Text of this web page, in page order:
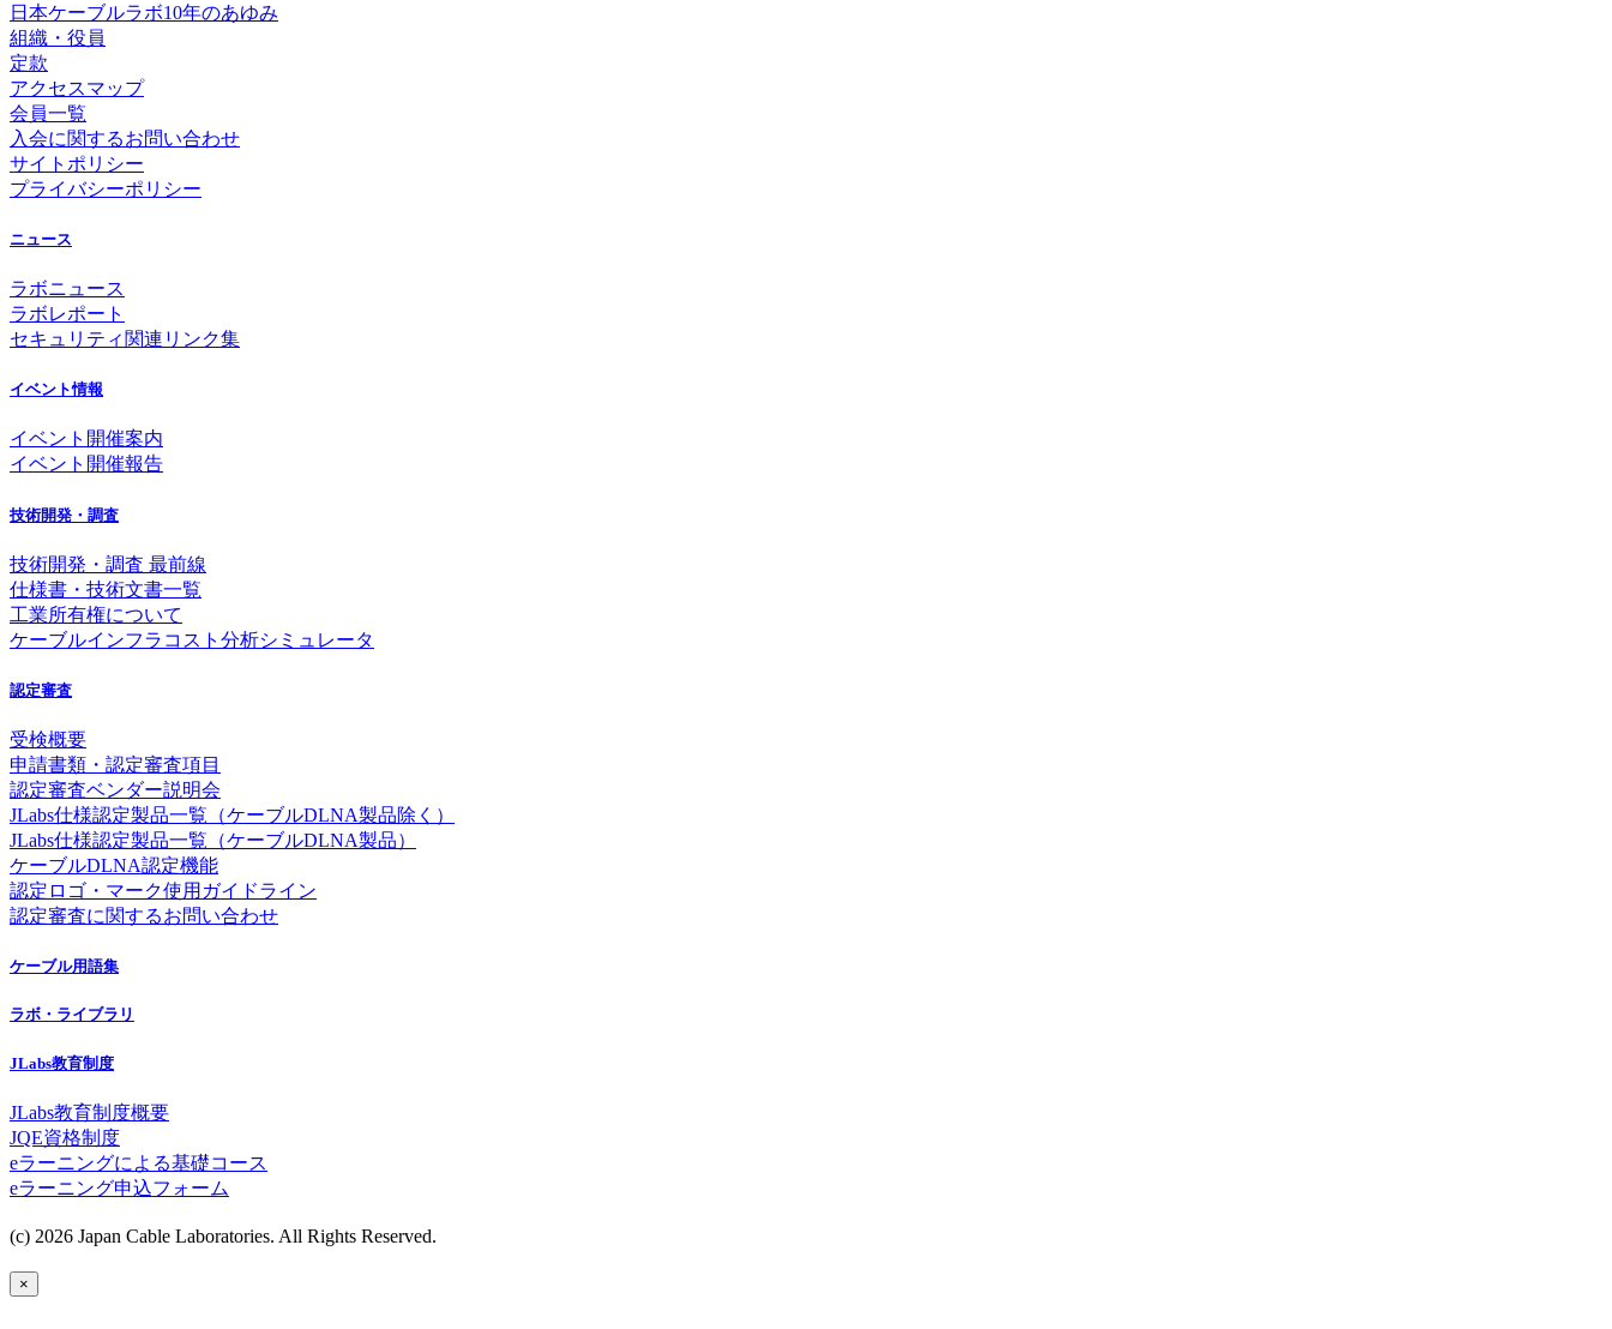
日本ケーブルラボ10年のあゆみ
組織・役員
定款
アクセスマップ
会員一覧
入会に関するお問い合わせ
サイトポリシー
プライバシーポリシー
ニュース
ラボニュース
ラボレポート
セキュリティ関連リンク集
イベント情報
イベント開催案内
イベント開催報告
技術開発・調査
技術開発・調査 最前線
仕様書・技術文書一覧
工業所有権について
ケーブルインフラコスト分析シミュレータ
認定審査
受検概要
申請書類・認定審査項目
認定審査ベンダー説明会
JLabs仕様認定製品一覧（ケーブルDLNA製品除く）
JLabs仕様認定製品一覧（ケーブルDLNA製品）
ケーブルDLNA認定機能
認定ロゴ・マーク使用ガイドライン
認定審査に関するお問い合わせ
ケーブル用語集
ラボ・ライブラリ
JLabs教育制度
JLabs教育制度概要
JQE資格制度
eラーニングによる基礎コース
eラーニング申込フォーム
(c) 2026 Japan Cable Laboratories. All Rights Reserved.
×